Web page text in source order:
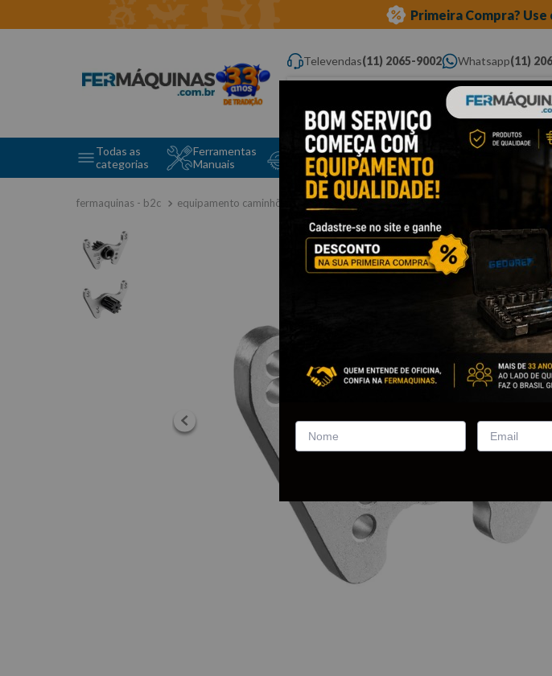
Primeira Compra? Use
Televendas(11) 2065-9002 Whatsapp(11)
Digite aqui o que você procura...
Todas as
categorias
Ferramentas
Manuais
Ferramentas Elétricas
e Máquinas
Ferramentas
equipamento caminhões volvo motor e câmbio